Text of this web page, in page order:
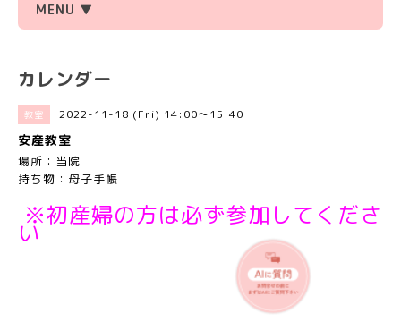
MENU ▼
カレンダー
教室 2022-11-18 (Fri) 14:00～15:40
安産教室
場所：当院
持ち物：母子手帳
※初産婦の方は必ず参加してくださ
い